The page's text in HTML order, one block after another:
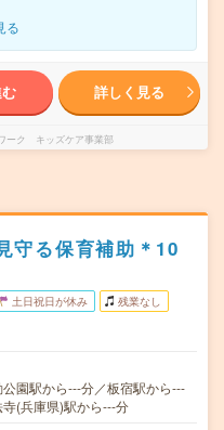
る
詳しく見る
ーク キッズケア事業部
守る保育補助＊10
土日祝日が休み 残業なし
園駅から---分／板宿駅から---
(兵庫県)駅から---分